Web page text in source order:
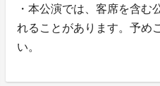
・本公演では、客席を含む
れることがあります。予め
い。